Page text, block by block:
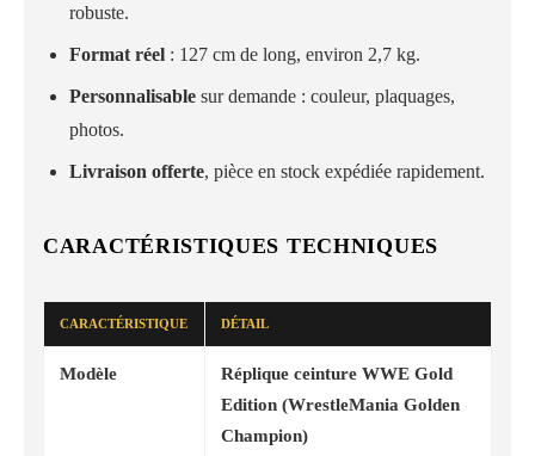
robuste.
Format réel : 127 cm de long, environ 2,7 kg.
Personnalisable sur demande : couleur, plaquages,
photos.
Livraison offerte, pièce en stock expédiée rapidement.
CARACTÉRISTIQUES TECHNIQUES
CARACTÉRISTIQUE DÉTAIL
Modèle
Réplique ceinture WWE Gold
Edition (WrestleMania Golden
Champion)